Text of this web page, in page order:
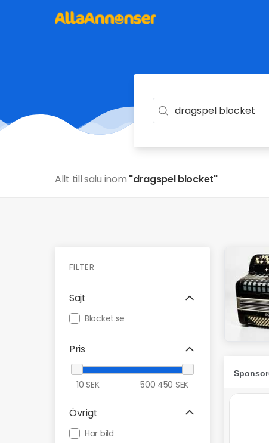
Allt till salu inom "dragspel blocket"
FILTER
Sajt
Blocket.se
Pris
10 SEK 500 450 SEK
Övrigt
Har bild